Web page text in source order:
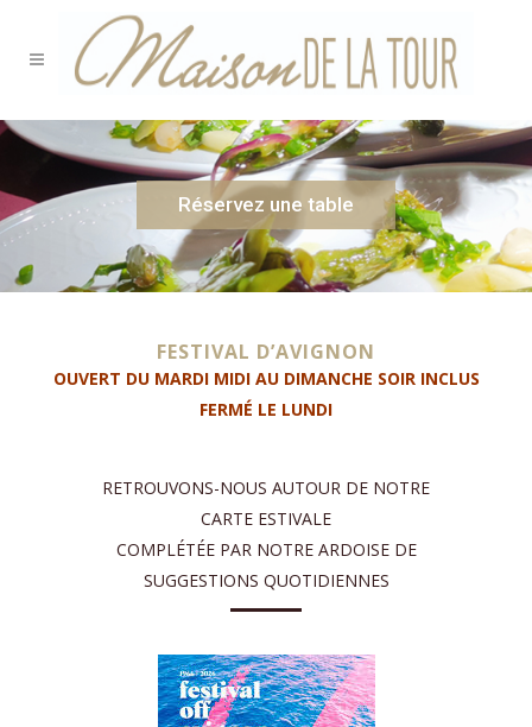
Réservez une table
FESTIVAL D’AVIGNON
OUVERT DU MARDI MIDI AU DIMANCHE SOIR INCLUS
FERMÉ LE LUNDI
RETROUVONS-NOUS AUTOUR DE NOTRE
CARTE ESTIVALE
COMPLÉTÉE PAR NOTRE ARDOISE DE
SUGGESTIONS QUOTIDIENNES